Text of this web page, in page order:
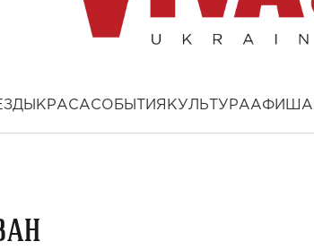
КРАСАСОБЫТИЯ КУЛЬТУРААФИША